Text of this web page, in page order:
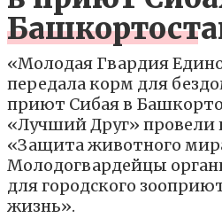
«Молодая Гвардия
передала корм для
приют Сибая в
«Лучший Друг» провели
«Защита животного
Молодогвардейцы
для городского
жизнь».